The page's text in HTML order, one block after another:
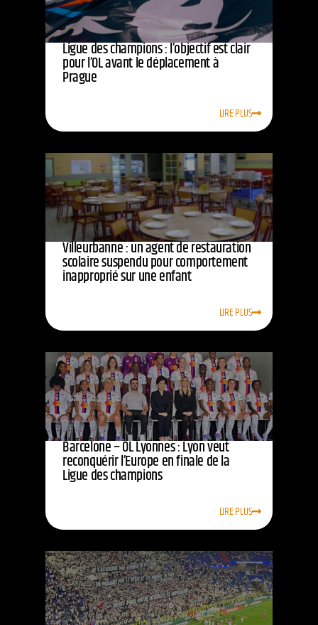
Ligue des champions : l’objectif est clair
pour l’OL avant le déplacement à
Prague
LIRE PLUS
Villeurbanne : un agent de restauration
scolaire suspendu pour comportement
inapproprié sur une enfant
LIRE PLUS
Barcelone – OL Lyonnes : Lyon veut
reconquérir l’Europe en finale de la
Ligue des champions
LIRE PLUS